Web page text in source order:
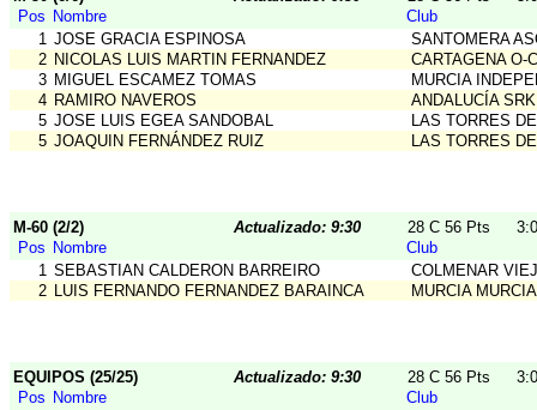
Pos Nombre
Club
1 JOSE GRACIA ESPINOSA
SANTOMERA
2 NICOLAS LUIS MARTIN FERNANDEZ
CARTAGENA O-
3 MIGUEL ESCAMEZ TOMAS
MURCIA
4 RAMIRO NAVEROS
ANDALUCÍA SRK
5 JOSE LUIS EGEA SANDOBAL
LAS TORRES
5 JOAQUIN FERNÁNDEZ RUIZ LAS TORRES
M-60 (2/2) Actualizado: 9:30 28 C 56 Pts
Pos Nombre
Club
1 SEBASTIAN CALDERON BARREIRO
COLMENAR
2 LUIS FERNANDO FERNANDEZ BARAINCA MURCIA
EQUIPOS (25/25) Actualizado: 9:30 28 C 56 Pts
Pos Nombre
Club